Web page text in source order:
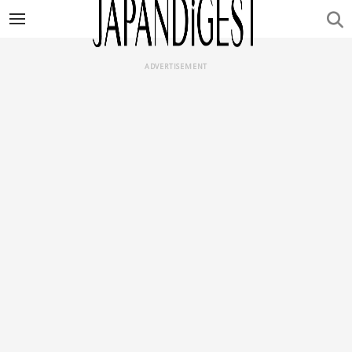
ADVERTISEMENT